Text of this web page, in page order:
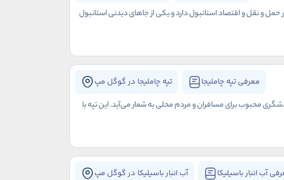
و نقل و اقتصاد استانبول دارد و یکی از جاهای دیدنی استانبول
معرفی تپه چاملیجا تپه چاملیجا در گوگل مپ
محبوب برای مسافران و مردم محلی به شمار می‌آید. این تپه با
آب انبار باسیلیکا آب انبار باسیلیکا در گوگل مپ